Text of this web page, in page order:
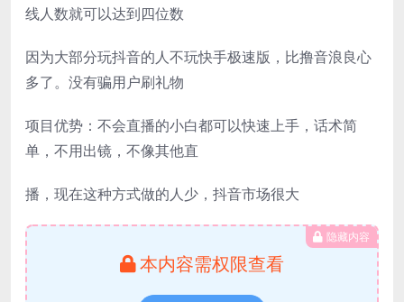
线人数就可以达到四位数
因为大部分玩抖音的人不玩快手极速版，比撸音浪良心
多了。没有骗用户刷礼物
项目优势：不会直播的小白都可以快速上手，话术简
单，不用出镜，不像其他直
播，现在这种方式做的人少，抖音市场很大
隐藏内容
本内容需权限查看